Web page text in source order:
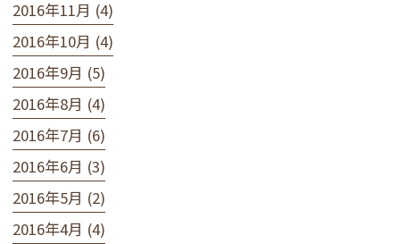
2016年11月 (4)
2016年10月 (4)
2016年9月 (5)
2016年8月 (4)
2016年7月 (6)
2016年6月 (3)
2016年5月 (2)
2016年4月 (4)